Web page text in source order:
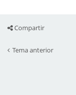
Compartir
Tema anterior